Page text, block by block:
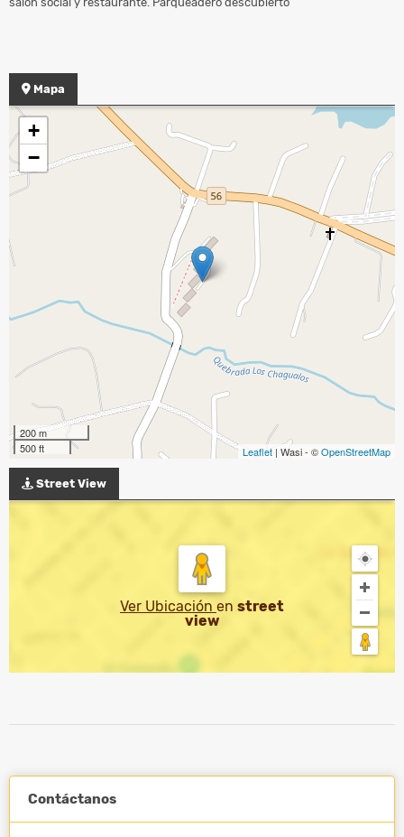
Mapa
+
−
200 m
500 ft
Leaflet | Wasi - ©OpenStreetMap
Street View
Ver Ubicación en street
view
Contáctanos